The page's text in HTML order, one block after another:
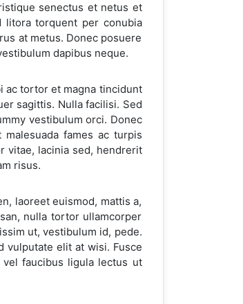
senectus et netus et
litora torquent per conubia
at metus. Donec posuere
dapibus neque.
ac tortor et magna tincidunt
sagittis. Nulla facilisi. Sed
vestibulum orci. Donec
fames ac turpis
vitae, lacinia sed, hendrerit
risus.
laoreet euismod, mattis a,
nulla tortor ullamcorper
ut, vestibulum id, pede.
vulputate elit at wisi. Fusce
faucibus ligula lectus ut